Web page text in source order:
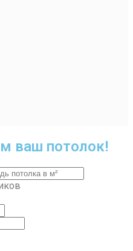
ваш потолок!